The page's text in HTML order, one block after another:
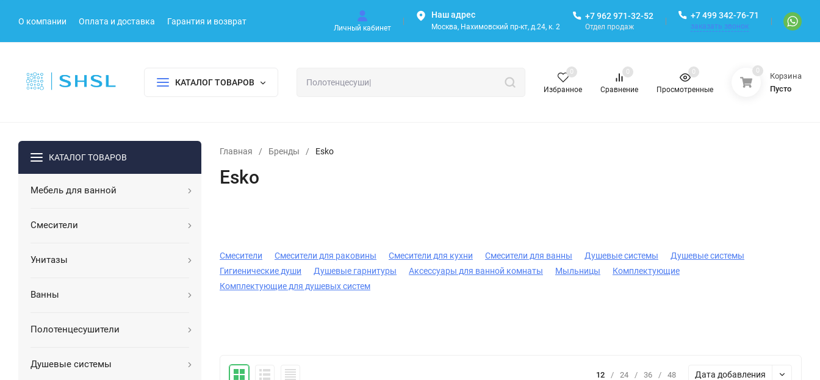
О компании Оплата и доставка Гарантия и возврат
Личный кабинет
Наш адрес
Москва, Нахимовский пр-кт, д.24, к. 2
+7 962 971-32-52
Отдел продаж
+7 499 342-76-71
заказать звонок
КАТАЛОГ ТОВАРОВ
Избранное
0
Сравнение
0
Просмотренные
0 0
Корзина
Пусто
КАТАЛОГ ТОВАРОВ
Мебель для ванной
Смесители
Унитазы
Ванны
Полотенцесушители
Душевые системы
Главная / Бренды / Esko
Esko
Смесители Смесители для раковины Смесители для кухни Смесители для ванны Душевые системы
Душевые системы
Гигиенические души
Душевые гарнитуры Аксессуары для ванной комнаты Мыльницы
Комплектующие
Комплектующие для душевых систем
12 / 24 / 36 / 48 Дата добавления